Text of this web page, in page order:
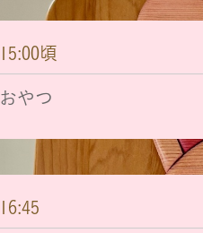
15:00頃
おやつ
16:45